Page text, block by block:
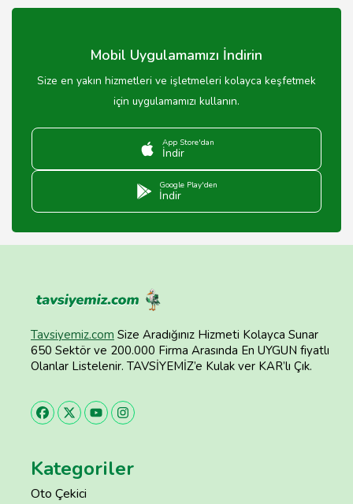
geçerek randevu alabilirsiniz.
Mobil Uygulamamızı İndirin
Size en yakın hizmetleri ve işletmeleri kolayca keşfetmek
için uygulamamızı kullanın.
App Store'dan
İndir
Google Play'den
İndir
Tavsiyemiz.com Size Aradığınız Hizmeti Kolayca Sunar
650 Sektör ve 200.000 Firma Arasında En UYGUN fiyatlı
Olanlar Listelenir. TAVSİYEMİZ’e Kulak ver KAR’lı Çık.
Kategoriler
Oto Çekici